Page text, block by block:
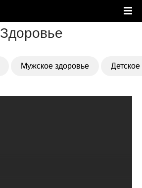
Здоровье
Мужское здоровье